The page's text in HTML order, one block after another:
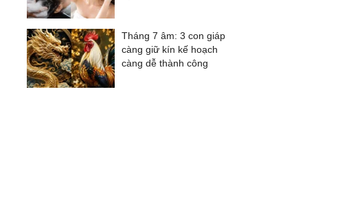
Tháng 7 âm: 3 con giáp
càng giữ kín kế hoạch
càng dễ thành công